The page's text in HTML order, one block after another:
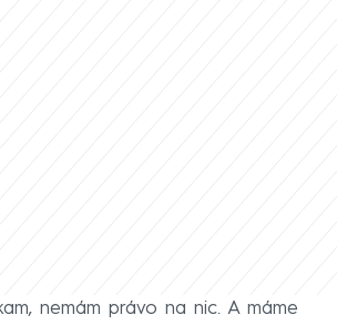
nemám právo na nic. A máme